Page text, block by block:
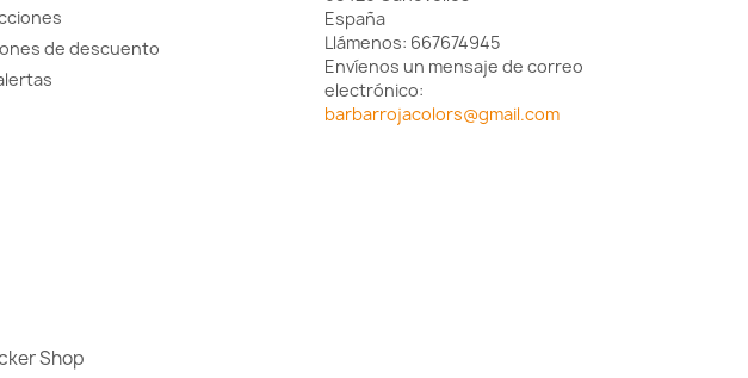
de descuento
España
Llámenos: 667674945
Envíenos un mensaje de correo
electrónico:
barbarrojacolors@gmail.com
Shop